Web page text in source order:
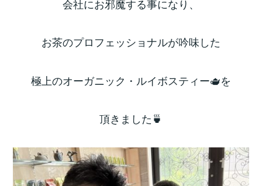
会社にお邪魔する事になり、
お茶のプロフェッショナルが吟味した
極上のオーガニック・ルイボスティー🫖を
頂きました🍵